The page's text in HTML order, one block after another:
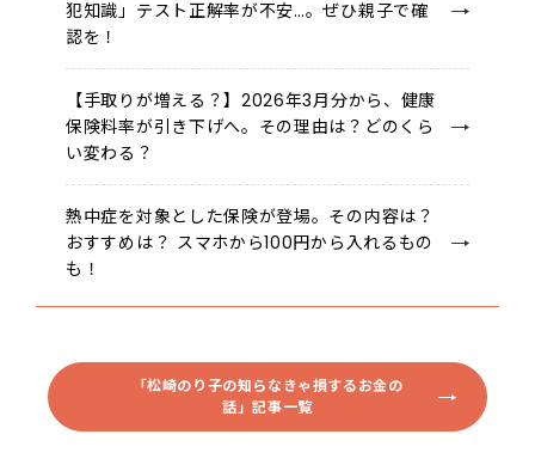
犯知識」テスト正解率が不安…。ぜひ親子で確
認を！
【手取りが増える？】2026年3月分から、健康
保険料率が引き下げへ。その理由は？どのくら
い変わる？
熱中症を対象とした保険が登場。その内容は？
おすすめは？ スマホから100円から入れるもの
も！
「松崎のり子の知らなきゃ損するお金の
話」記事一覧